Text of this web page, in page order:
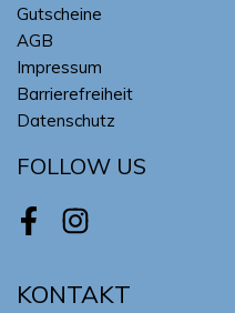
Gutscheine
AGB
Impressum
Barrierefreiheit
Datenschutz
FOLLOW US
FacebookInstagram
KONTAKT